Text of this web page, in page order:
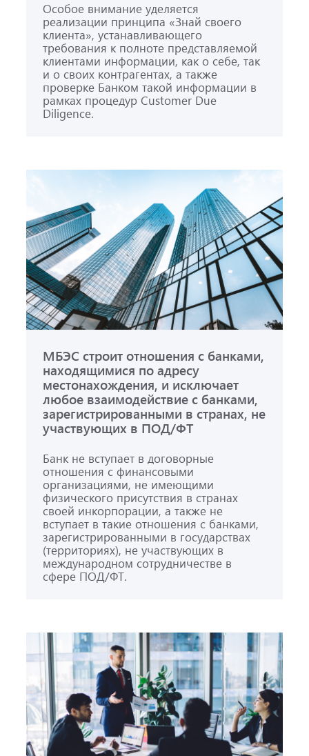
Особое внимание уделяется
реализации принципа «Знай своего
клиента», устанавливающего
требования к полноте представляемой
клиентами информации, как о себе, так
и о своих контрагентах, а также
проверке Банком такой информации в
рамках процедур Customer Due
Diligence.
МБЭС строит отношения с банками,
находящимися по адресу
местонахождения, и исключает
любое взаимодействие с банками,
зарегистрированными в странах, не
участвующих в ПОД/ФТ
Банк не вступает в договорные
отношения с финансовыми
организациями, не имеющими
физического присутствия в странах
своей инкорпорации, а также не
вступает в такие отношения с банками,
зарегистрированными в государствах
(территориях), не участвующих в
международном сотрудничестве в
сфере ПОД/ФТ.